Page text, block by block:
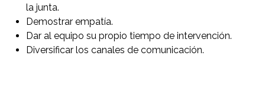
la junta.
Demostrar empatía.
Dar al equipo su propio tiempo de intervención.
Diversificar los canales de comunicación.